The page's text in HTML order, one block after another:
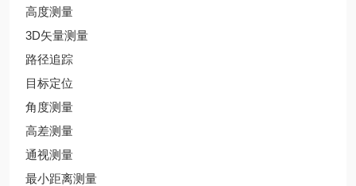
高度测量
3D矢量测量
路径追踪
目标定位
角度测量
高差测量
通视测量
最小距离测量